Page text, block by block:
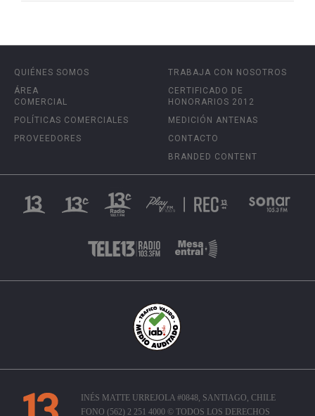
QUIÉNES SOMOS
ÁREA
COMERCIAL
POLÍTICAS COMERCIALES
PROVEEDORES
TRABAJA CON NOSOTROS
CERTIFICADO DE
HONORARIOS 2012
MEDICIÓN ANTENAS
CONTACTO
BRANDED CONTENT
INÉS MATTE URREJOLA #0848, SANTIAGO, CHILE
FONO (562) 2 251 4000 © TODOS LOS DERECHOS